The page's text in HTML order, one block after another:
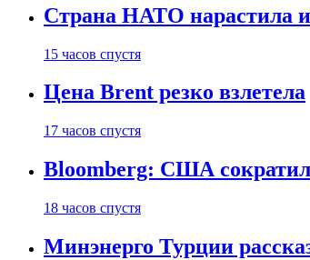
Страна НАТО нарастила
15 часов спустя
Цена Brent резко взлетела
17 часов спустя
Bloomberg: США
18 часов спустя
Минэнерго Турции